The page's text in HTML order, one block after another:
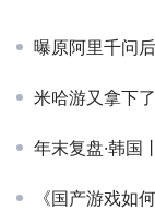
曝原阿里千问
米哈游又拿下
年末复盘·韩国丨
《国产游戏如何